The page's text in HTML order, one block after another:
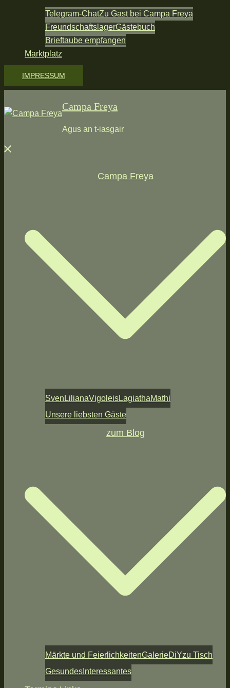
Telegram-ChatZu Gast bei Campa Freya
FreundschaftslagerGästebuch
Brieftaube empfangen
Marktplatz
IMPRESSUM
Campa Freya
Agus an t-iasgair
Menü
Campa Freya
Sven LilianaVigoleisLagiathaMathi
Unsere liebsten Gäste
zum Blog
Märkte und FeierlichkeitenGalerieDiYzu Tisch
Gesundes Interessantes